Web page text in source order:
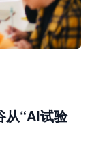
从“AI试验